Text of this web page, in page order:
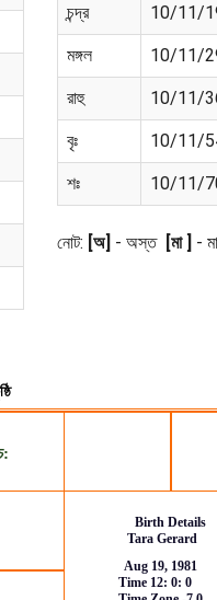
চন্দ্র 10/11/
মঙ্গল 10/11/
রাহু 10/11/
বৃঃ 10/11/
শঃ 10/11/
নোট: [অ] - অস্ত [মা ] -